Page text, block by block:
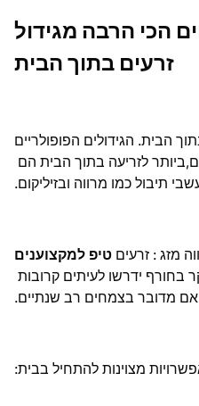
הכי הרבה מגידול
זרעים בתוך הבית
הבית. הגידולים הפופולריים
ביותר לזריעה בתוך הבית הם
תיבול כמו מרווה ובזיליקום.
טיפ למקצוענים : זרעים מזג
בחורף ידרשו לעיתים קרובות
אם מדובר בצמחים רב שנתיים.
מצוינות להתחיל בבית: